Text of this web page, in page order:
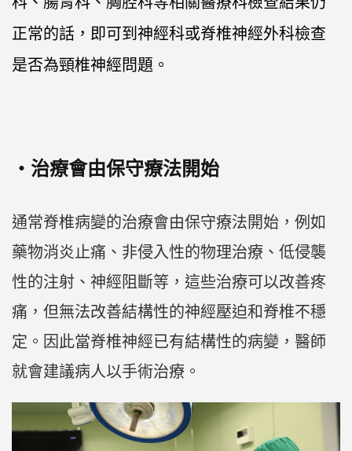
正常的話，即可到神經科或脊椎神經外科檢查
是否為頸椎神經問題。
‧治療會由保守療法開始
通常脊椎病變的治療會由保守療法開始，例如
藥物消炎止痛、非侵入性的物理治療、低侵襲
性的注射、神經阻斷等，這些治療可以改善疼
痛，但無法改善結構性的神經壓迫和脊椎不穩
定。因此當脊椎神經已有結構性的病變，醫師
就會建議病人以手術治療。